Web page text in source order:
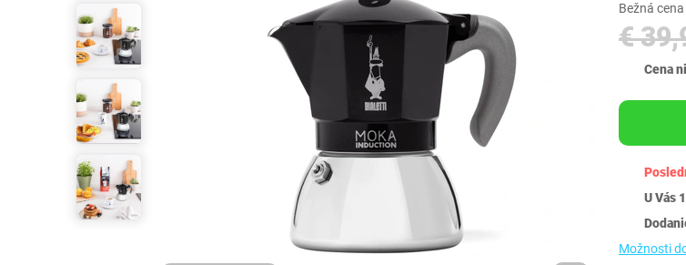
Bežná cena
€
Cena
U Vás
Možnosti